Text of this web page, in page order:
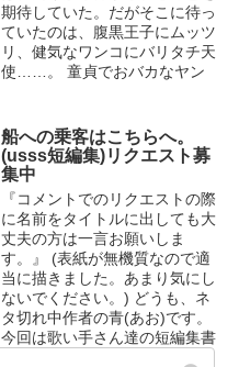
期待していた。だがそこに待っ
ていたのは、腹黒王子にムッツ
リ、健気なワンコにバリタチ天
使……。 童貞でおバカなヤン
船への乗客はこちらへ。
(usss短編集)リクエスト募
集中
『コメントでのリクエストの際
に名前をタイトルに出しても大
丈夫の方は一言お願いしま
す。』 (表紙が無機質なので適
当に描きました。あまり気にし
ないでください。) どうも、ネ
タ切れ中作者の青(あお)です。
今回は歌い手さん達の短編集書